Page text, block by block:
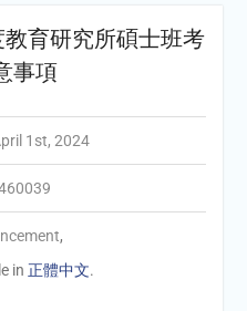
育研究所碩士班考
事項
1st, 2024
,
in 正體中文.